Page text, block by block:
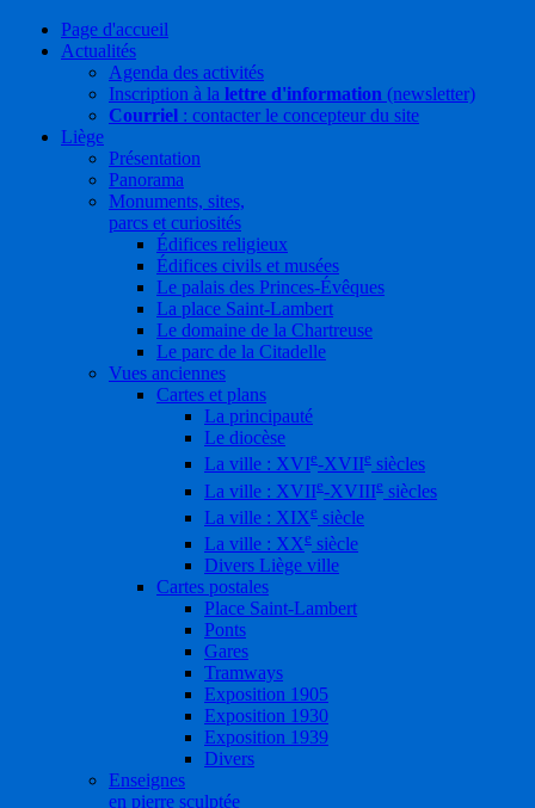
Page d'accueil
Actualités
Agenda des activités
Inscription à la lettre d'information (newsletter)
Courriel : contacter le concepteur du site
Liège
Présentation
Panorama
Monuments, sites,
parcs et curiosités
Édifices religieux
Édifices civils et musées
Le palais des Princes-Évêques
La place Saint-Lambert
Le domaine de la Chartreuse
Le parc de la Citadelle
Vues anciennes
Cartes et plans
La principauté
Le diocèse
La ville : XVIe-XVIIe siècles
La ville : XVIIe-XVIIIe siècles
La ville : XIXe siècle
La ville : XXe siècle
Divers Liège ville
Cartes postales
Place Saint-Lambert
Ponts
Gares
Tramways
Exposition 1905
Exposition 1930
Exposition 1939
Divers
Enseignes
en pierre sculptée